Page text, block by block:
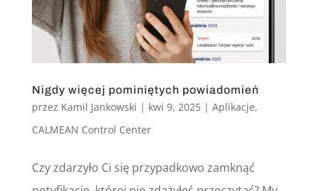
Nigdy więcej pominiętych powiadomień
przez Kamil Jankowski | kwi 9, 2025| Aplikacje,
CALMEAN Control Center
Czy zdarzyło Ci się przypadkowo zamknąć